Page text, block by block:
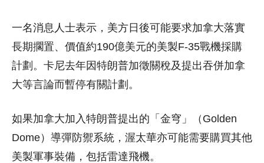
一名消息人士表示，美方日後可能要求加拿大落實
長期擱置、價值約190億美元的美製F-35戰機採購
計劃。卡尼去年因特朗普加徵關稅及提出吞併加拿
大等言論而暫停有關計劃。
如果加拿大加入特朗普提出的「金穹」（Golden
Dome）導彈防禦系統，渥太華亦可能需要購買其他
美製軍事裝備，包括雷達飛機。